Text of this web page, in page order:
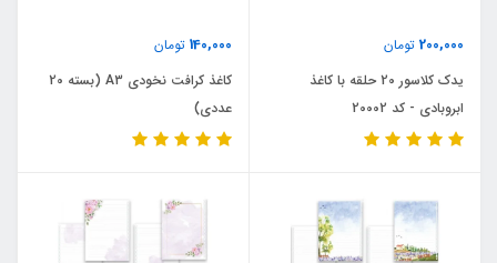
200,000 تومان
یدک کلاسور 20 حلقه با کاغذ
ابروبادی - کد 20002
140,000 تومان
کاغذ کرافت نخودی A3 (بسته 20
عددی)